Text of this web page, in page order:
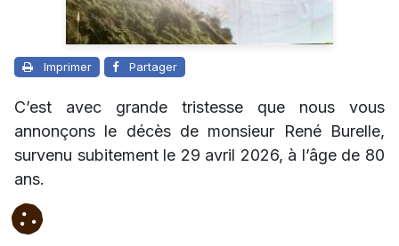
Imprimer Partager
C’est avec grande tristesse que nous vous
annonçons le décès de monsieur René Burelle,
survenu subitement le 29 avril 2026, à l’âge de 80
ans.